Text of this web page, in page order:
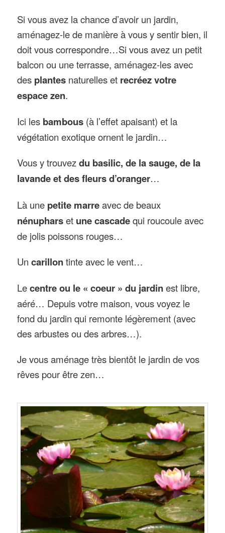
Si vous avez la chance d’avoir un jardin,
aménagez-le de manière à vous y sentir bien, il
doit vous correspondre…Si vous avez un petit
balcon ou une terrasse, aménagez-les avec
des plantes naturelles et recréez votre
espace zen.
Ici les bambous (à l’effet apaisant) et la
végétation exotique ornent le jardin…
Vous y trouvezdu basilic, de la sauge, de la
lavande et des fleurs d’oranger…
Là une petite marreavec de beaux
nénupharset une cascadequi roucoule avec
de jolis poissons rouges…
Uncarillontinte avec le vent…
Lecentre ou le « coeur » du jardinest libre,
aéré… Depuis votre maison, vous voyez le
fond du jardin qui remonte légèrement (avec
des arbustes ou des arbres…).
Je vous aménage très bientôt le jardin de vos
rêves pour être zen…